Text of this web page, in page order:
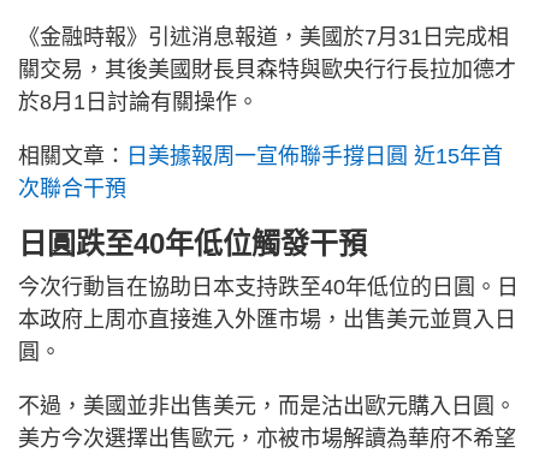
《金融時報》引述消息報道，美國於7月31日完成相
關交易，其後美國財長貝森特與歐央行行長拉加德才
於8月1日討論有關操作。
相關文章： 日美據報周一宣佈聯手撐日圓 近15年首
次聯合干預
日圓跌至40年低位觸發干預
今次行動旨在協助日本支持跌至40年低位的日圓。日
本政府上周亦直接進入外匯市場，出售美元並買入日
圓。
不過，美國並非出售美元，而是沽出歐元購入日圓。
美方今次選擇出售歐元，亦被市場解讀為華府不希望